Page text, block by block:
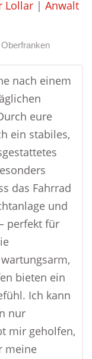
Lollar | Anwalt
nach einem
eure
ein stabiles,
das Fahrrad
und
perfekt für
bieten ein
Ich kann
nur
mir geholfen,
meine